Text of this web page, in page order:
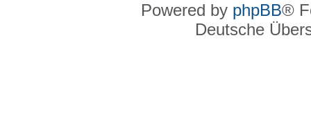
Powered by phpBB®
Deutsche